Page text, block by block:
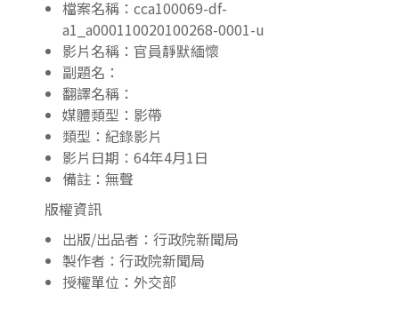
檔案名稱：cca100069-df-
a1_a000110020100268-0001-u
影片名稱：官員靜默緬懷
副題名：
翻譯名稱：
媒體類型：影帶
類型：紀錄影片
影片日期：64年4月1日
備註：無聲
版權資訊
出版/出品者：行政院新聞局
製作者：行政院新聞局
授權單位：外交部